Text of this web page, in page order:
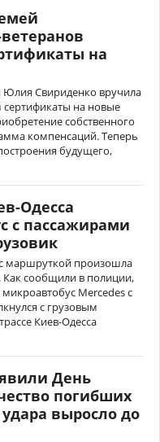
на
Свириденко вручила
на новые
собственного
компенсаций. Теперь
будущего,
Одесса
с пассажирами
маршруткой произошла
Как сообщили в полиции,
Mercedes с
с грузовым
Киев-Одесса
День
погибших
выросло до